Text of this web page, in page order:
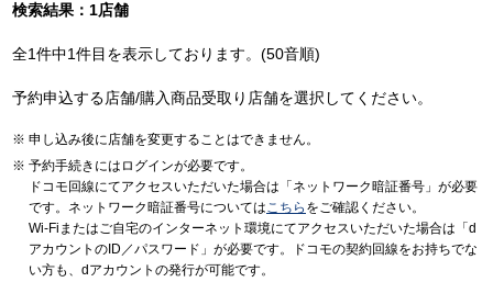
検索結果：1店舗
全1件中1件目を表示しております。(50音順)
予約申込する店舗/購入商品受取り店舗を選択してください。
申し込み後に店舗を変更することはできません。
予約手続きにはログインが必要です。
ドコモ回線にてアクセスいただいた場合は「ネットワーク暗証番号」が必要
です。ネットワーク暗証番号についてはこちら をご確認ください。
Wi-Fiまたはご自宅のインターネット環境にてアクセスいただいた場合は「d
アカウントのID／パスワード」が必要です。ドコモの契約回線をお持ちでな
い方も、dアカウントの発行が可能です。